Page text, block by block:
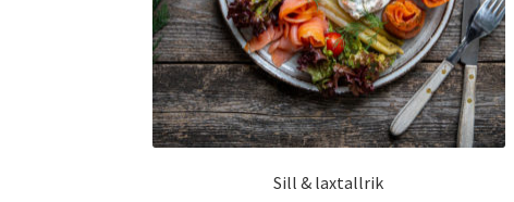
Sill & laxtallrik